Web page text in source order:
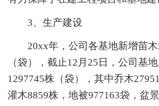
3、生产建设
20xx年，公司各基地新增苗
（袋），截止12月25日，公司基
1297745株（袋），其中乔木
灌木8859株，地被977163袋，盆景